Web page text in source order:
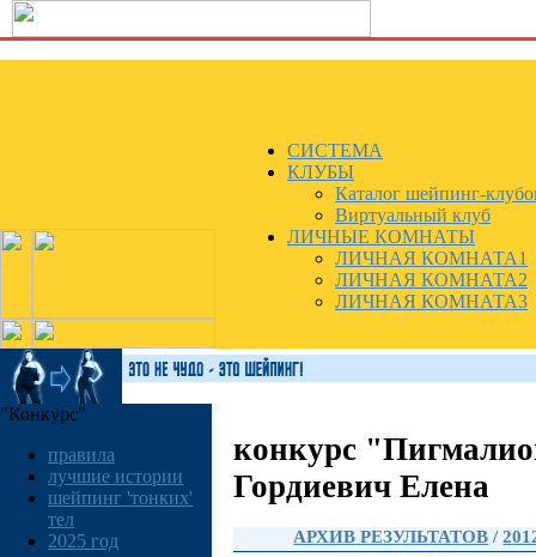
СИСТЕМА
КЛУБЫ
Каталог шейпинг-
Виртуальный клуб
ЛИЧНЫЕ КОМНАТЫ
ЛИЧНАЯ КОМНАТА1
ЛИЧНАЯ КОМНАТА2
ЛИЧНАЯ КОМНАТА3
"Конкурс"
правила
лучшие истории
шейпинг 'тонких'
тел
2025 год
конкурс
Гордиевич Елена
АРХИВ РЕЗУЛЬТАТОВ /